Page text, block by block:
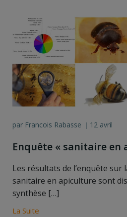
par Francois Rabasse | 12 avril
Enquête « sanitaire en
Les résultats de l’enquête sur
sanitaire en apiculture sont
synthèse […]
La Suite